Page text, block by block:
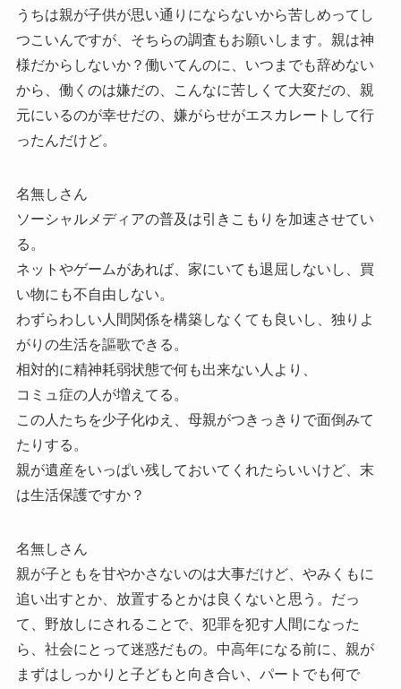
うちは親が子供が思い通りにならないから苦しめってし
つこいんですが、そちらの調査もお願いします。親は神
様だからしないか？働いてんのに、いつまでも辞めない
から、働くのは嫌だの、こんなに苦しくて大変だの、親
元にいるのが幸せだの、嫌がらせがエスカレートして行
ったんだけど。
名無しさん
ソーシャルメディアの普及は引きこもりを加速させてい
る。
ネットやゲームがあれば、家にいても退屈しないし、買
い物にも不自由しない。
わずらわしい人間関係を構築しなくても良いし、独りよ
がりの生活を謳歌できる。
相対的に精神耗弱状態で何も出来ない人より、
コミュ症の人が増えてる。
この人たちを少子化ゆえ、母親がつきっきりで面倒みて
たりする。
親が遺産をいっぱい残しておいてくれたらいいけど、末
は生活保護ですか？
名無しさん
親が子ともを甘やかさないのは大事だけど、やみくもに
追い出すとか、放置するとかは良くないと思う。だっ
て、野放しにされることで、犯罪を犯す人間になった
ら、社会にとって迷惑だもの。中高年になる前に、親が
まずはしっかりと子どもと向き合い、パートでも何で